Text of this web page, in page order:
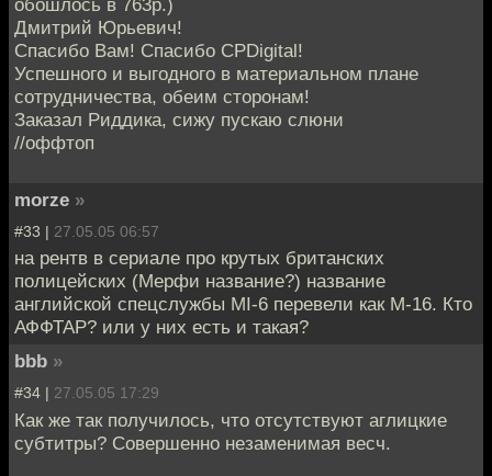
обошлось в 763р.)
Дмитрий Юрьевич!
Спасибо Вам! Спасибо СPDigital!
Успешного и выгодного в материальном плане
сотрудничества, обеим сторонам!
Заказал Риддика, сижу пускаю слюни
//оффтоп
morze »
#33 | 27.05.05 06:57
на рентв в сериале про крутых британских
полицейских (Мерфи название?) название
английской спецслужбы MI-6 перевели как М-16. Кто
АФФТАР? или у них есть и такая?
bbb »
#34 | 27.05.05 17:29
Как же так получилось, что отсутствуют аглицкие
субтитры? Совершенно незаменимая весч.